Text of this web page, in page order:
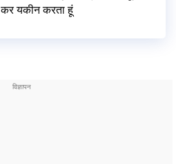
कर यकीन करता हूं